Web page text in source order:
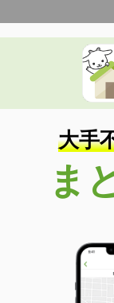
大手
ま